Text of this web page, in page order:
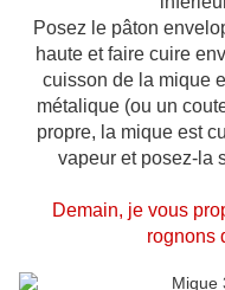
Posez le pâton
haute et faire cuire
cuisson de la mique
métalique (ou un
propre, la mique est
vapeur et posez-la
Demain, je vous
rognons